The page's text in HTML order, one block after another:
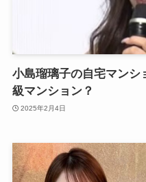
小島瑠璃子の自宅マンシ
級マンション？
2025年2月4日